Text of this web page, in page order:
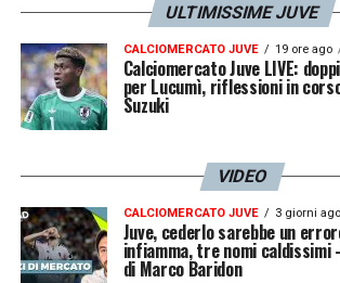
ULTIMISSIME JUVE
CALCIOMERCATO JUVE 19 ore ago
Calciomercato Juve LIVE:
per Lucumì, riflessioni in
Suzuki
VIDEO
CALCIOMERCATO JUVE 3 giorni ago
Juve, cederlo sarebbe un
infiamma, tre nomi caldissimi
di Marco Baridon